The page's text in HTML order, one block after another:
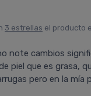
3 estrellas el producto
note cambios
piel que es grasa,
pero en la